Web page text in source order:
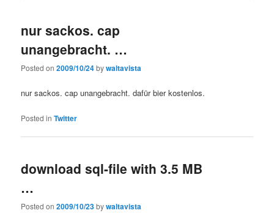
nur sackos. cap
unangebracht. …
Posted on2009/10/24bywaltavista
nur sackos. cap unangebracht. dafür bier kostenlos.
Posted in Twitter
download sql-file with 3.5 MB
…
Posted on2009/10/23bywaltavista